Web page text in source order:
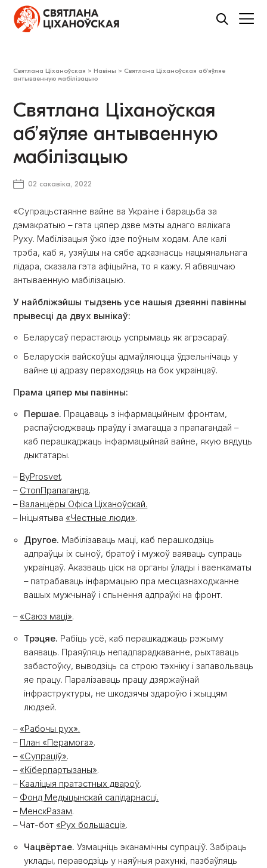
Святлана Ціханоўская > Навіны > Святлана Ціханоўская аб’яўляе
антываенную мабілізацыю
Святлана Ціханоўская
аб’яўляе антываенную
мабілізацыю
02 сакавіка, 2022
«Супрацьстаянне вайне ва Украіне і барацьба за
дэмакратыю – гэта цяпер дзве мэты аднаго вялікага
Руху. Мабілізацыя ўжо ідзе поўным ходам. Але калі
трэба, каб я, узяўшы на сябе адказнасць нацыянальнага
лідара, сказала гэта афіцыйна, то я кажу. Я абвяшчаю
антываенную мабілізацыю.
У найбліжэйшы тыдзень усе нашыя дзеянні павінны
прывесці да двух вынікаў:
Беларусаў перастаюць успрымаць як агрэсараў.
Беларускія вайскоўцы адмаўляюцца ўдзельнічаць у
вайне ці адразу пераходзяць на бок украінцаў.
Прама цяпер мы павінны:
Першае. Працаваць з інфармацыйным фронтам,
распаўсюджваць праўду і змагацца з прапагандай –
каб перашкаджаць інфармацыйнай вайне, якую вядуць
дыктатары.
– ByProsvet.
– СтопПрапаганда.
– Валанцёры Офіса Ціханоўскай.
– Ініцыятыва «Честные люди».
Другое. Мабілізаваць маці, каб перашкодзіць
адпраўцы іх сыноў, братоў і мужоў ваяваць супраць
украінцаў. Аказваць ціск на органы ўлады і ваенкаматы
– патрабаваць інфармацыю пра месцазнаходжанне
вашых мужчынаў і спынення адпраўкі на фронт.
– «Саюз маці».
Трэцяе. Рабіць усё, каб перашкаджаць рэжыму
ваяваць. Праяўляць непадпарадкаванне, рыхтаваць
забастоўку, выводзіць са строю тэхніку і запавольваць
яе працу. Паралізаваць працу дзяржаўнай
інфраструктуры, не шкодзячы здароўю і жыццям
людзей.
– «Рабочы рух».
– План «Перамога».
– «Супраціў».
– «Кіберпартызаны».
– Кааліцыя пратэстных двароў.
– Фонд Медыцынскай салідарнасці.
– МенскРазам.
– Чат-бот «Рух большасці».
Чацвёртае.Узмацніць эканамічны супраціў. Забіраць
уклады, пераводзіць у наяўныя рахункі, пазбаўляць